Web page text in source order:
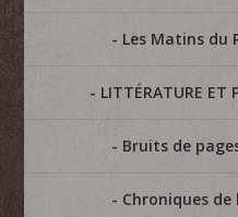
Les Matins du
LITTÉRATURE ET
Bruits de
Chroniques